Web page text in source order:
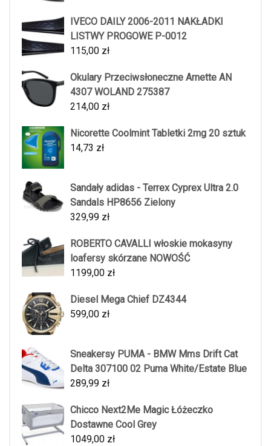
IVECO DAILY 2006-2011 NAKŁADKI
LISTWY PROGOWE P-0012
115,00 zł
Okulary Przeciwsłoneczne Arnette AN
4307 WOLAND 275387
214,00 zł
Nicorette Coolmint Tabletki 2mg 20 sztuk
14,73 zł
Sandały adidas - Terrex Cyprex Ultra 2.0
Sandals HP8656 Zielony
329,99 zł
ROBERTO CAVALLI włoskie mokasyny
loafersy skórzane NOWOŚĆ
1199,00 zł
Diesel Mega Chief DZ4344
599,00 zł
Sneakersy PUMA - BMW Mms Drift Cat
Delta 307100 02 Puma White/Estate Blue
289,99 zł
Chicco Next2Me Magic Łóżeczko
Dostawne Cool Grey
1049,00 zł